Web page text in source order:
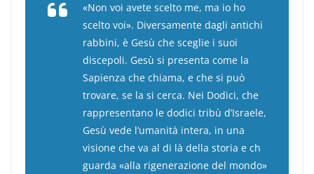
«Non voi avete scelto me, ma io ho
scelto voi». Diversamente dagli antichi
rabbini, è Gesù che sceglie i suoi
discepoli. Gesù si presenta come la
Sapienza che chiama, e che si può
trovare, se la si cerca. Nei Dodici, che
rappresentano le dodici tribù d’Israele,
Gesù vede l’umanità intera, in una
visione che va al di là della storia e ch
guarda «alla rigenerazione del mondo»